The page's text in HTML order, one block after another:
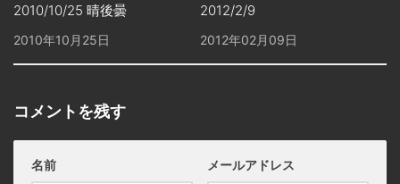
2010/10/25 晴後曇
2010年10月25日
2012/2/9
2012年02月09日
コメントを残す
名前 メールアドレス